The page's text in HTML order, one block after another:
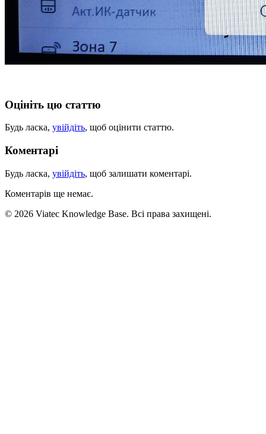
Оцініть цю статтю
Будь ласка, увійдіть, щоб оцінити статтю.
Коментарі
Будь ласка, увійдіть, щоб залишати коментарі.
Коментарів ще немає.
© 2026 Viatec Knowledge Base. Всі права захищені.